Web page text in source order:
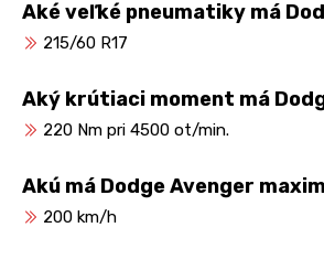
Aké veľké pneumatiky má
215/60 R17
Aký krútiaci moment má
220 Nm pri 4500 ot/min.
Akú má Dodge Avenger
200 km/h